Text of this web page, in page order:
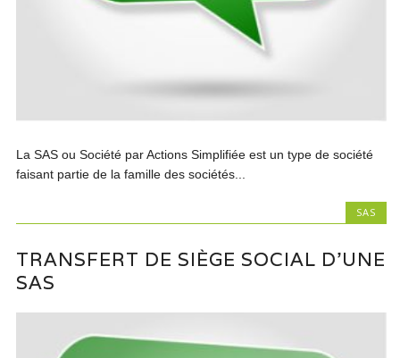
La SAS ou Société par Actions Simplifiée est un type de société
faisant partie de la famille des sociétés...
SAS
TRANSFERT DE SIÈGE SOCIAL D’UNE
SAS